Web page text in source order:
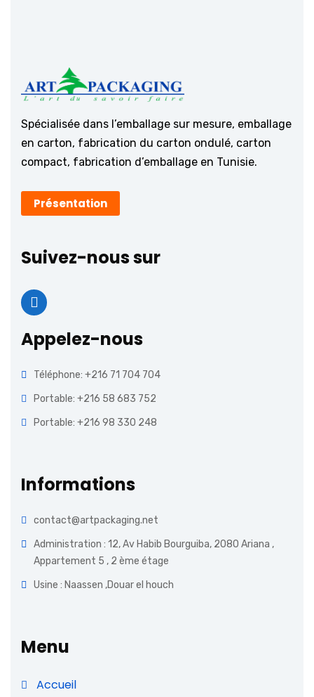
Spécialisée dans l’emballage sur mesure, emballage
en carton, fabrication du carton ondulé, carton
compact, fabrication d’emballage en Tunisie.
Présentation
Suivez-nous sur
Appelez-nous
Téléphone: +216 71 704 704
Portable: +216 58 683 752
Portable: +216 98 330 248
Informations
contact@artpackaging.net
Administration : 12, Av Habib Bourguiba, 2080 Ariana ,
Appartement 5 , 2 ème étage
Usine : Naassen ,Douar el houch
Menu
Accueil